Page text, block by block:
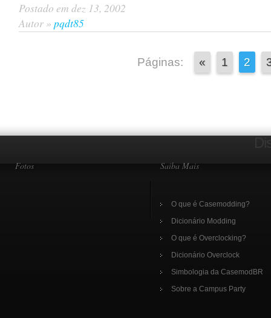
Postado em dez 13, 2002
Autor » pqdt85
Páginas: « 1 2
Fotos Saiba Mais
O que é Casemodding?
Dicionário Modding
O que é Overclocking?
Dicionário Overclock
Simbologia da CasemodBR
Sobre a Campus Party